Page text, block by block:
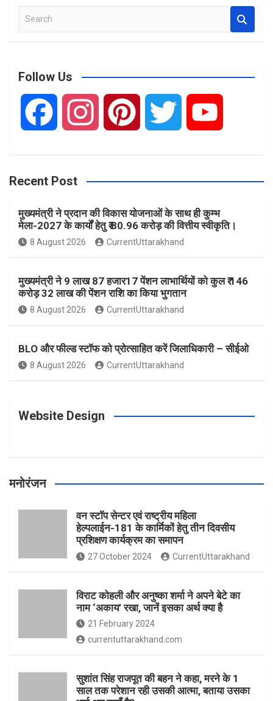
a
c
Follow Us
c
e
b
o
k
s
t
a
g
a
n
t
e
r
s
i
t
t
e
u
T
u
Recent Post
मुख्यमंत्री ने प्रदान की विकास योजनाओं के साथ ही कुम्भ
मेला-2027 के कार्यों हेतु ₹ 80.96 करोड़ की वित्तीय स्वीकृति।
8 August 2026 CurrentUttarakhand
मुख्यमंत्री ने 9 लाख 87 हजार17 पेंशन लाभार्थियों को कुल ₹ 146
करोड़ 32 लाख की पेंशन राशि का किया भुगतान
8 August 2026 CurrentUttarakhand
BLO और फील्ड स्टॉफ को प्रोत्साहित करें जिलाधिकारी – सीईओ
8 August 2026 CurrentUttarakhand
Website Design
मनोरंजन
वन स्टॉप सेन्टर एवं राष्ट्रीय महिला
हेल्पलाईन-181 के कार्मिकों हेतु तीन दिवसीय
प्रशिक्षण कार्यक्रम का समापन
27 October 2024 CurrentUttarakhand
विराट कोहली और अनुष्का शर्मा ने अपने बेटे का
नाम ‘अकाय’ रखा, जानें इसका अर्थ क्‍या है
21 February 2024
currentuttarakhand.com
सुशांत सिंह राजपूत की बहन ने कहा, मरने के 1
साल तक परेशान रही उसकी आत्मा, बताया उसका